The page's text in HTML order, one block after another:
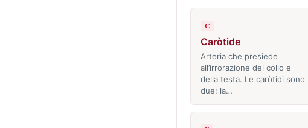
C
Caròtide
Arteria che presiede
all’irrorazione del collo e
della testa. Le caròtidi sono
due: la…